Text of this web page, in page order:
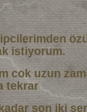
istiyorum.
cok uzun
tekrar
son iki